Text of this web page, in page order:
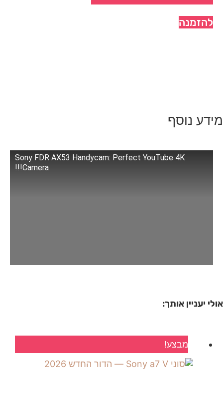
להזמנה
מידע נוסף
Sony FDR AX53 Handycam: Perfect YouTube 4K
Camera!!!
אולי יעניין אותך:
מבצע!